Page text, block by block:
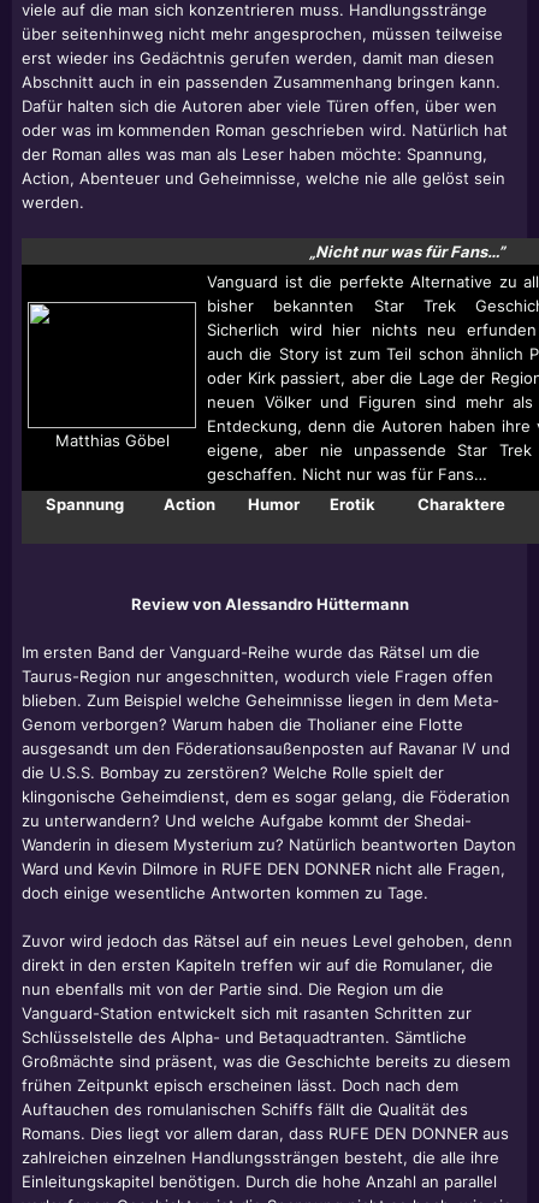
viele auf die man sich konzentrieren muss. Handlungsstränge
über seitenhinweg nicht mehr angesprochen, müssen teilweise
erst wieder ins Gedächtnis gerufen werden, damit man diesen
Abschnitt auch in ein passenden Zusammenhang bringen kann.
Dafür halten sich die Autoren aber viele Türen offen, über wen
oder was im kommenden Roman geschrieben wird. Natürlich hat
der Roman alles was man als Leser haben möchte: Spannung,
Action, Abenteuer und Geheimnisse, welche nie alle gelöst sein
werden.
„Nicht nur was für Fans…”
Matthias Göbel
Vanguard ist die perfekte Alternative zu
bisher bekannten Star Trek
Sicherlich wird hier nichts neu
auch die Story ist zum Teil schon ähnlich
oder Kirk passiert, aber die Lage der
neuen Völker und Figuren sind mehr als
Entdeckung, denn die Autoren haben ihre
eigene, aber nie unpassende Star Trek
geschaffen. Nicht nur was für Fans…
Spannung
Action Humor Erotik Charaktere
Review von Alessandro Hüttermann
Im ersten Band der Vanguard-Reihe wurde das Rätsel um die
Taurus-Region nur angeschnitten, wodurch viele Fragen offen
blieben. Zum Beispiel welche Geheimnisse liegen in dem Meta-
Genom verborgen? Warum haben die Tholianer eine Flotte
ausgesandt um den Föderationsaußenposten auf Ravanar IV und
die U.S.S. Bombay zu zerstören? Welche Rolle spielt der
klingonische Geheimdienst, dem es sogar gelang, die Föderation
zu unterwandern? Und welche Aufgabe kommt der Shedai-
Wanderin in diesem Mysterium zu? Natürlich beantworten Dayton
Ward und Kevin Dilmore in RUFE DEN DONNER nicht alle Fragen,
doch einige wesentliche Antworten kommen zu Tage.
Zuvor wird jedoch das Rätsel auf ein neues Level gehoben, denn
direkt in den ersten Kapiteln treffen wir auf die Romulaner, die
nun ebenfalls mit von der Partie sind. Die Region um die
Vanguard-Station entwickelt sich mit rasanten Schritten zur
Schlüsselstelle des Alpha- und Betaquadtranten. Sämtliche
Großmächte sind präsent, was die Geschichte bereits zu diesem
frühen Zeitpunkt episch erscheinen lässt. Doch nach dem
Auftauchen des romulanischen Schiffs fällt die Qualität des
Romans. Dies liegt vor allem daran, dass RUFE DEN DONNER aus
zahlreichen einzelnen Handlungssträngen besteht, die alle ihre
Einleitungskapitel benötigen. Durch die hohe Anzahl an parallel